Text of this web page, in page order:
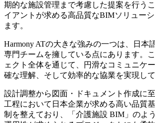
期的な施設管理まで考慮した提案を行う
イアントが求める高品質なBIMソリュー
ます。
Harmony ATの大きな強みの一つは、日本
専門チームを擁している点にあります。
ェクト全体を通じて、円滑なコミュニケ
確な理解、そして効率的な協業を実現して
設計調整から図面・ドキュメント作成に
工程において日本企業が求める高い品質
制を整えており、「介護施設 BIM」のよ